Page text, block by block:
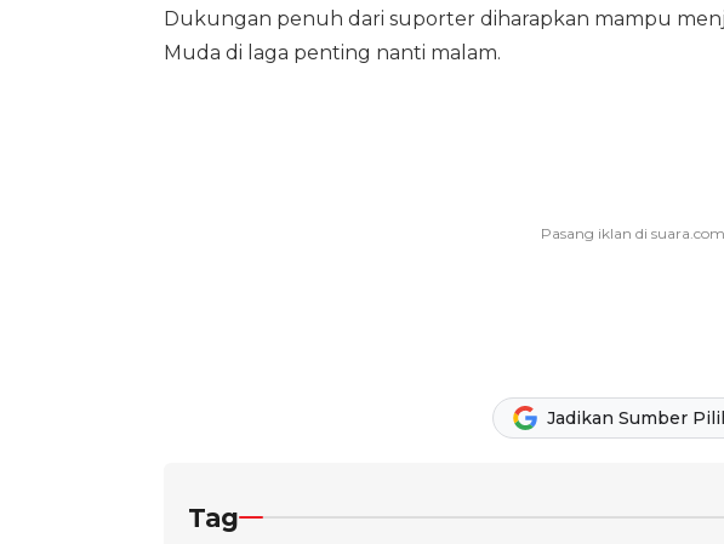
Dukungan penuh dari suporter diharapkan mampu
Muda di laga penting nanti malam.
Jadikan Sumber
Tag